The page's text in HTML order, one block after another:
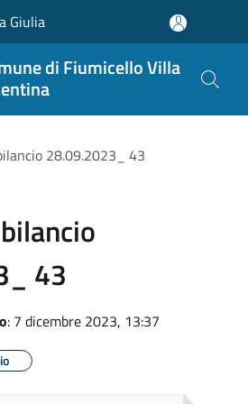
Giulia
di Fiumicello Villa
28.09.2023_ 43
43
: 7 dicembre 2023, 13:37